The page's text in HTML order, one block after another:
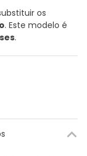
os
. Este modelo é
.